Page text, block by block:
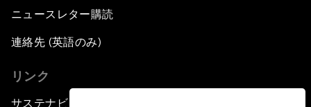
ニュースレター購読
連絡先 (英語のみ)
リンク
サステナビリティへの取り組み